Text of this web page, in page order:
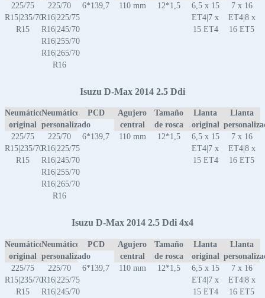
225/75
R15|235/70
R15
225/70
R16|225/75
R16|245/70
R16|255/70
R16|265/70
R16
6*139,7 110 mm 12*1,5
6,5 x 15
ET4|7 x
15 ET4
7 x 16
ET4|8 x
16 ET5
Isuzu D-Max 2014 2.5 Ddi
Neumático
original
Neumático
personalizado
PCD
Agujero
central
Tamaño
de rosca
Llanta
original
Llanta
225/75
R15|235/70
R15
225/70
R16|225/75
R16|245/70
R16|255/70
R16|265/70
R16
6*139,7 110 mm 12*1,5
6,5 x 15
ET4|7 x
15 ET4
7 x 16
ET4|8 x
16 ET5
Isuzu D-Max 2014 2.5 Ddi 4x4
Neumático
original
Neumático
personalizado
PCD
Agujero
central
Tamaño
de rosca
Llanta
original
Llanta
225/75
R15|235/70
R15
225/70
R16|225/75
R16|245/70
6*139,7 110 mm 12*1,5
6,5 x 15
ET4|7 x
15 ET4
7 x 16
ET4|8 x
16 ET5